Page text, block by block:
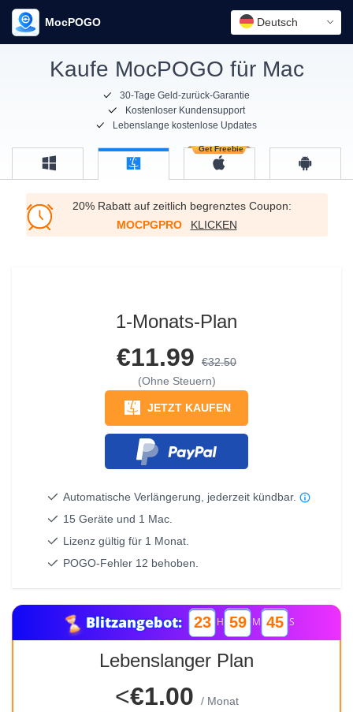
MocPOGO Deutsch
Kaufe MocPOGO für Mac
30-Tage Geld-zurück-Garantie
Kostenloser Kundensupport
Lebenslange kostenlose Updates
20% Rabatt auf zeitlich begrenztes Coupon:
MOCPGPRO
KLICKEN
1-Monats-Plan
€11.99
€32.50
(Ohne Steuern)
JETZT KAUFEN
Automatische Verlängerung, jederzeit kündbar.
15 Geräte und 1 Mac.
Lizenz gültig für 1 Monat.
POGO-Fehler 12 behoben.
Blitzangebot: 23 H 59 M 45 S
Lebenslanger Plan
<€1.00
/ Monat